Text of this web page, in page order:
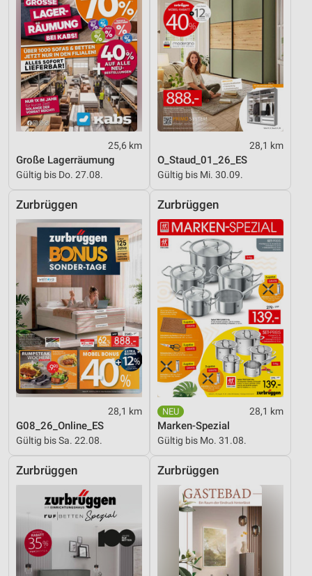
25,6 km
Große Lagerräumung
Gültig bis Do. 27.08.
28,1 km
O_Staud_01_26_ES
Gültig bis Mi. 30.09.
Zurbrüggen
28,1 km
G08_26_Online_ES
Gültig bis Sa. 22.08.
Zurbrüggen
28,1 km
Marken-Spezial
Gültig bis Mo. 31.08.
Zurbrüggen Zurbrüggen
Geräte anhand von aktiv angeforderten
Informationen identifizieren
Nicht-IAB-Verarbeitungszwecke:
Notwendig
Performance
Werbung